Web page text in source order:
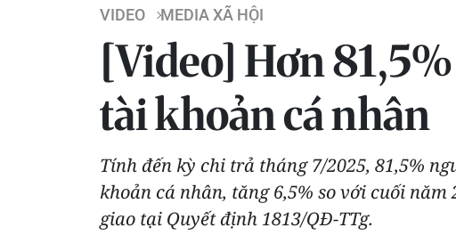
VIDEO MEDIA XÃ HỘI
[Video] Hơn
tài khoản cá nhân
Tính đến kỳ chi trả tháng 7/2025, 81,5%
khoản cá nhân, tăng 6,5% so với cuối
giao tại Quyết định 1813/QĐ-TTg.